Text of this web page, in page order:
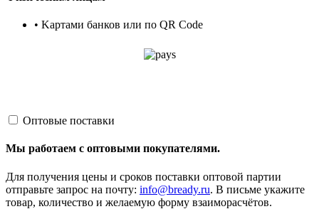
• Kартами банков или по QR Code
Оптовые поставки
Мы работаем с оптовыми покупателями.
Для получения цены и сроков поставки оптовой партии
отправьте запрос на почту: info@bready.ru. В письме укажите
товар, количество и желаемую форму взаиморасчётов.